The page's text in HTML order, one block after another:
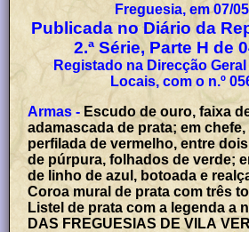
Freguesia, em 07/
Publicada no Diário da
2.ª Série, Parte H de
Registado na Direcção
Locais, com o n.º
Armas - Escudo de ouro, faixa
adamascada de prata; em chefe,
perfilada de vermelho, entre
de púrpura, folhados de verde;
de linho de azul, botoada e
Coroa mural de prata com três
Listel de prata com a legenda a
DAS FREGUESIAS DE VILA